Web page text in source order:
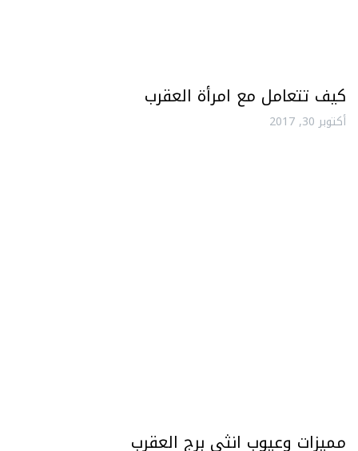
كيف تتعامل مع امرأة العقرب
أكتوبر 30, 2017
مميزات وعيوب انثى برج العقرب